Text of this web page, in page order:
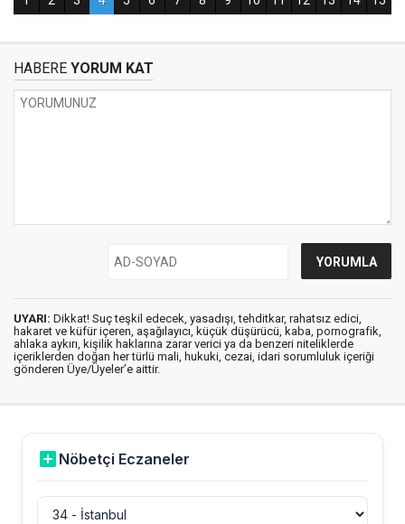
HABERE YORUM KAT
UYARI: Dikkat! Suç teşkil edecek, yasadışı, tehditkar, rahatsız edici,
hakaret ve küfür içeren, aşağılayıcı, küçük düşürücü, kaba, pornografik,
ahlaka aykırı, kişilik haklarına zarar verici ya da benzeri niteliklerde
içeriklerden doğan her türlü mali, hukuki, cezai, idari sorumluluk içeriği
gönderen Üye/Üyeler’e aittir.